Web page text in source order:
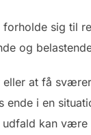
sig til
og
at få
ende i en
kan være